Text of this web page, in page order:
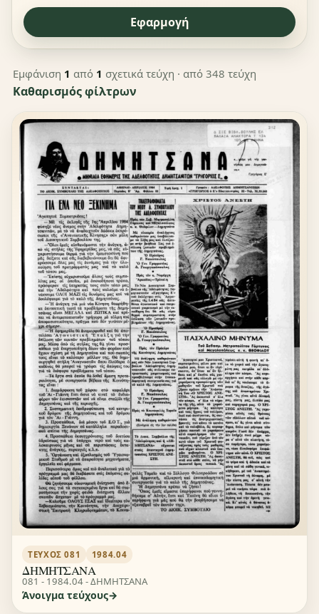
Εφαρμογή
Εμφάνιση 1 από 1 σχετικά τεύχη · από 348 τεύχη
Καθαρισμός φίλτρων
ΤΕΎΧΟΣ 081 1984.04
ΔΗΜΗΤΣΑΝΑ
081 - 1984.04 - ΔΗΜΗΤΣΑΝΑ
Άνοιγμα τεύχους